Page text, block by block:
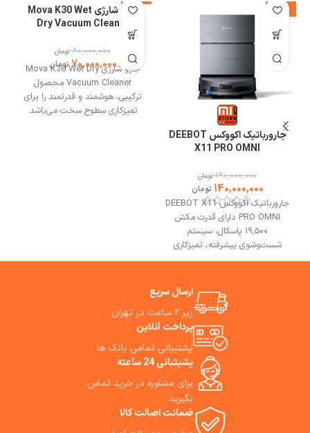
-26%
جارورباتیک اکووکس DEEBOT
X11 PRO OMNI
190,000,000 تومان
140,000,000 تومان
جارورباتیک اکووکس DEEBOT X11
PRO OMNI دارای قدرت مکش
۱۹٬۵۰۰ پاسکال، سیستم
شست‌وشوی پیشرفته، تمیزکاری
هدفمند، عبور بدون توقف از موانع
فروشگاه می وان استور.
-13%
جارو شارژی Mova K30 Wet
Dry Vacuum Cleaner
80,000,000 تومان
70,000,000 تومان
جارو شارژی Mova K30 Wet Dry
Vacuum Cleaner محصول
ترکیبی، هوشمند و قدرتمند را برای
تمیزکاری سطوح سخت می‌باشد.
سبک، یکی از کامل‌ترین گزینه‌ها
موی حیوانات خانگی و شست‌وشوی
هم‌زمان کف هستید، ما استفاده از
این جاروشارژی را به شما پیشنهاد
ارسال سریع
زیر ۲ ساعت در تهران
پرداخت آنلاین
پشتیبانی تمامی بانک ها
پشیتبانی 24 ساعته
برای مشاوره در خرید تماس
بگیرید
ضمانت اصالت کالا